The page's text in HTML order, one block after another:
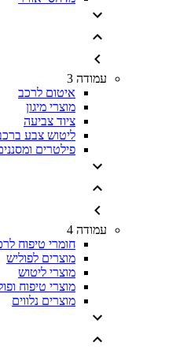
עמודה 3
איטום לרכב
מוצרי מיגון
ציוד צביעה
ליטוש צבע
פילטרים
עמודה 4
חומרי טיפוח
מוצרים לפוליש
מוצרי ליטוש
מוצרי טיפוח
מוצרים נלווים